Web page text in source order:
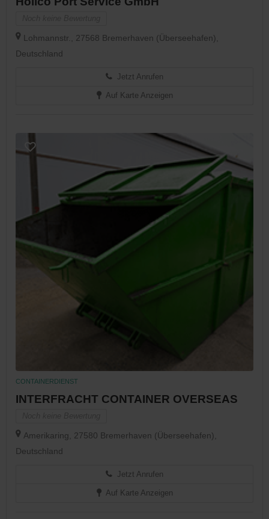
Lohmannstr., 27568 Bremerhaven (Überseehafen),
Deutschland
Jetzt Anrufen
Auf Karte Anzeigen
CONTAINERDIENST
INTERFRACHT CONTAINER OVERSEAS
Amerikaring, 27580 Bremerhaven (Überseehafen),
Deutschland
Jetzt Anrufen
Auf Karte Anzeigen